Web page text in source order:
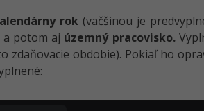
rok(väčšinou je
a potom aj územný pracovisko.
zdaňovacie obdobie). Pokiaľ ho